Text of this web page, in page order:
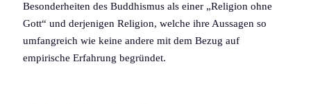
Besonderheiten des Buddhismus als einer „Religion ohne
Gott“ und derjenigen Religion, welche ihre Aussagen so
umfangreich wie keine andere mit dem Bezug auf
empirische Erfahrung begründet.